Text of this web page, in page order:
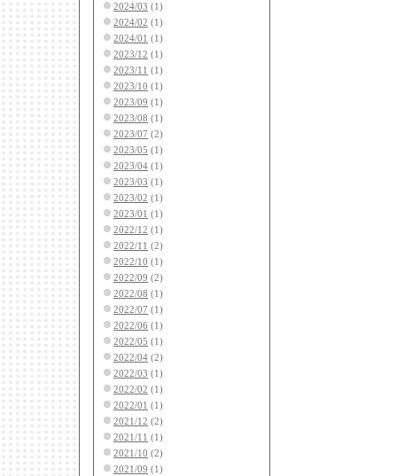
2024/03 (1)
2024/02 (1)
2024/01 (1)
2023/12 (1)
2023/11 (1)
2023/10 (1)
2023/09 (1)
2023/08 (1)
2023/07 (2)
2023/05 (1)
2023/04 (1)
2023/03 (1)
2023/02 (1)
2023/01 (1)
2022/12 (1)
2022/11 (2)
2022/10 (1)
2022/09 (2)
2022/08 (1)
2022/07 (1)
2022/06 (1)
2022/05 (1)
2022/04 (2)
2022/03 (1)
2022/02 (1)
2022/01 (1)
2021/12 (2)
2021/11 (1)
2021/10 (2)
2021/09 (1)